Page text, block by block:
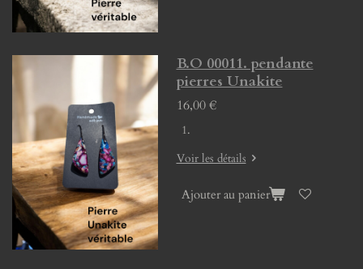
B.O 00011. pendante
pierres Unakite
16,00 €
Voir les détails
Ajouter au panier